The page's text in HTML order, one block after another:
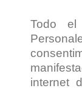
Todo el
internet